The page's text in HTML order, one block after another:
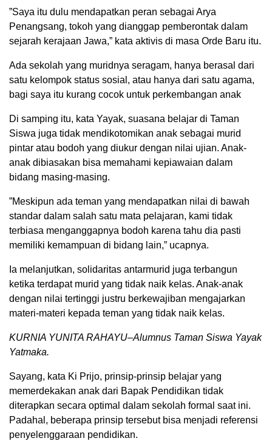
”Saya itu dulu mendapatkan peran sebagai Arya
Penangsang, tokoh yang dianggap pemberontak dalam
sejarah kerajaan Jawa,” kata aktivis di masa Orde Baru itu.
Ada sekolah yang muridnya seragam, hanya berasal dari
satu kelompok status sosial, atau hanya dari satu agama,
bagi saya itu kurang cocok untuk perkembangan anak
Di samping itu, kata Yayak, suasana belajar di Taman
Siswa juga tidak mendikotomikan anak sebagai murid
pintar atau bodoh yang diukur dengan nilai ujian. Anak-
anak dibiasakan bisa memahami kepiawaian dalam
bidang masing-masing.
”Meskipun ada teman yang mendapatkan nilai di bawah
standar dalam salah satu mata pelajaran, kami tidak
terbiasa menganggapnya bodoh karena tahu dia pasti
memiliki kemampuan di bidang lain,” ucapnya.
Ia melanjutkan, solidaritas antarmurid juga terbangun
ketika terdapat murid yang tidak naik kelas. Anak-anak
dengan nilai tertinggi justru berkewajiban mengajarkan
materi-materi kepada teman yang tidak naik kelas.
KURNIA YUNITA RAHAYU–Alumnus Taman Siswa Yayak
Yatmaka.
Sayang, kata Ki Prijo, prinsip-prinsip belajar yang
memerdekakan anak dari Bapak Pendidikan tidak
diterapkan secara optimal dalam sekolah formal saat ini.
Padahal, beberapa prinsip tersebut bisa menjadi referensi
penyelenggaraan pendidikan.